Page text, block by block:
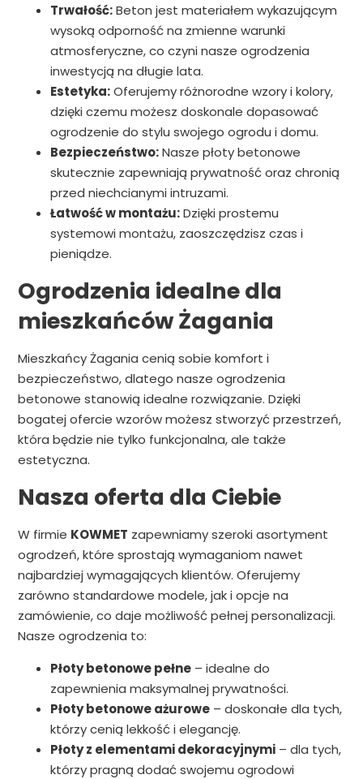
Trwałość:Beton jest materiałem wykazującym
wysoką odporność na zmienne warunki
atmosferyczne, co czyni nasze ogrodzenia
inwestycją na długie lata.
Estetyka:Oferujemy różnorodne wzory i kolory,
dzięki czemu możesz doskonale dopasować
ogrodzenie do stylu swojego ogrodu i domu.
Bezpieczeństwo:Nasze płoty betonowe
skutecznie zapewniają prywatność oraz chronią
przed niechcianymi intruzami.
Łatwość w montażu:Dzięki prostemu
systemowi montażu, zaoszczędzisz czas i
pieniądze.
Ogrodzenia idealne dla
mieszkańców Żagania
Mieszkańcy Żagania cenią sobie komfort i
bezpieczeństwo, dlatego nasze ogrodzenia
betonowe stanowią idealne rozwiązanie. Dzięki
bogatej ofercie wzorów możesz stworzyć przestrzeń,
która będzie nie tylko funkcjonalna, ale także
estetyczna.
Nasza oferta dla Ciebie
W firmie KOWMET zapewniamy szeroki asortyment
ogrodzeń, które sprostają wymaganiom nawet
najbardziej wymagających klientów. Oferujemy
zarówno standardowe modele, jak i opcje na
zamówienie, co daje możliwość pełnej personalizacji.
Nasze ogrodzenia to:
Płoty betonowe pełne– idealne do
zapewnienia maksymalnej prywatności.
Płoty betonowe ażurowe– doskonałe dla tych,
którzy cenią lekkość i elegancję.
Płoty z elementami dekoracyjnymi– dla tych,
którzy pragną dodać swojemu ogrodowi